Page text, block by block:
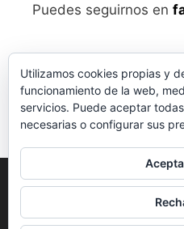
Puedes seguirnos en
Aviso legaly
Condiciones
Utilizamos cookies propias y
funcionamiento de la web,
servicios. Puede aceptar
necesarias o configurar sus